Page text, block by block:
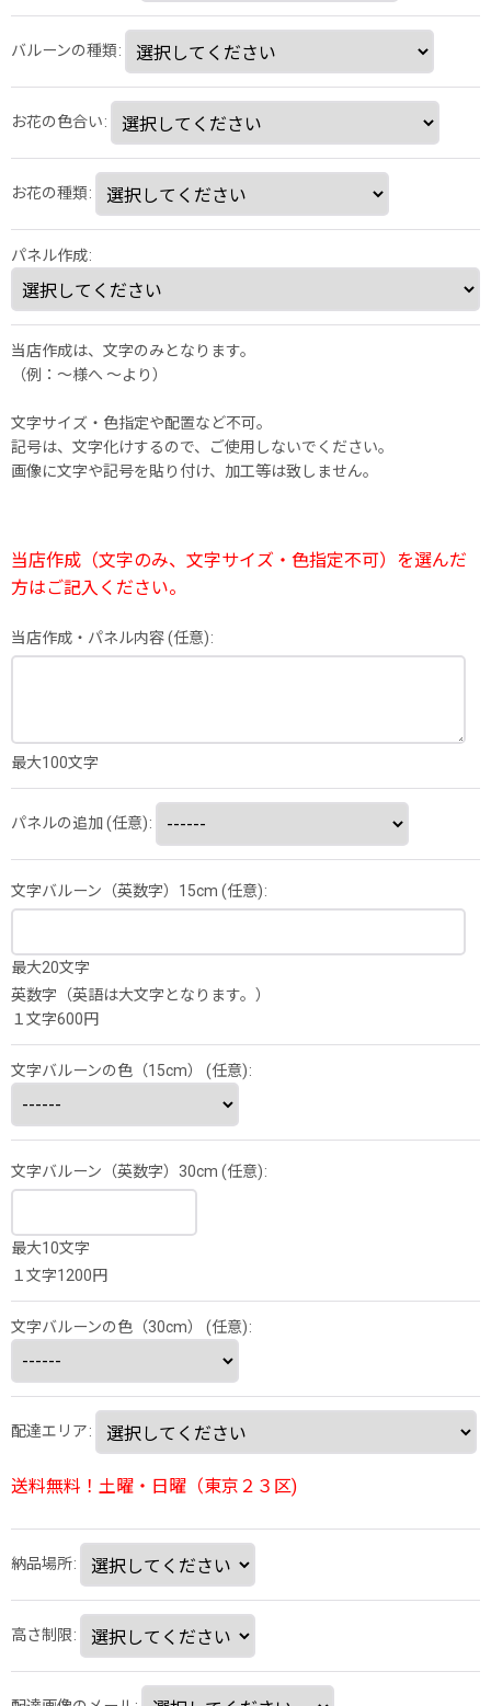
バルーンの種類:
お花の色合い:
お花の種類:
パネル作成:
当店作成は、文字のみとなります。
（例：～様へ 〜より）
文字サイズ・色指定や配置など不可。
記号は、文字化けするので、ご使用しないでください。
画像に文字や記号を貼り付け、加工等は致しません。
当店作成（文字のみ、文字サイズ・色指定不可）を選んだ
方はご記入ください。
当店作成・パネル内容(任意):
最大100文字
パネルの追加(任意):
文字バルーン（英数字）15cm (任意):
最大20文字
英数字（英語は大文字となります。）
１文字600円
文字バルーンの色（15cm） (任意):
文字バルーン（英数字）30cm (任意):
最大10文字
１文字1200円
文字バルーンの色（30cm） (任意):
配達エリア:
送料無料！土曜・日曜（東京２３区)
納品場所:
高さ制限: